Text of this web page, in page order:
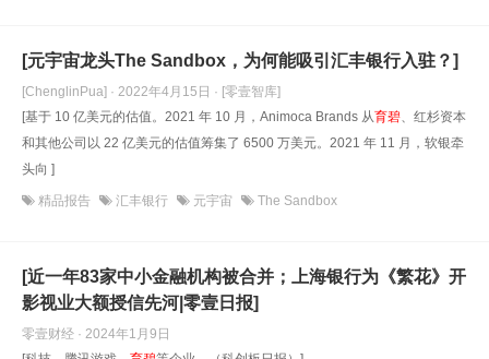
[元宇宙龙头The Sandbox，为何能吸引汇丰银行入驻？]
[ChenglinPua] · 2022年4月15日 · [零壹智库]
[基于 10 亿美元的估值。2021 年 10 月，Animoca Brands 从育碧、红杉资本
和其他公司以 22 亿美元的估值筹集了 6500 万美元。2021 年 11 月，软银牵
头向 ]
精品报告 汇丰银行 元宇宙 The Sandbox
[近一年83家中小金融机构被合并；上海银行为《繁花》开
影视业大额授信先河|零壹日报]
零壹财经 · 2024年1月9日